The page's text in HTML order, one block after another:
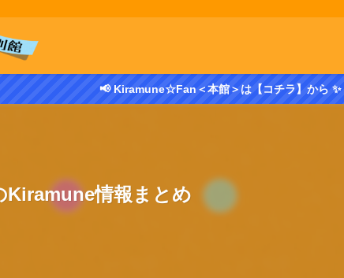
📢 Kiramune☆Fan＜本館＞は【コチラ】から ✨
Kiramune情報まとめ